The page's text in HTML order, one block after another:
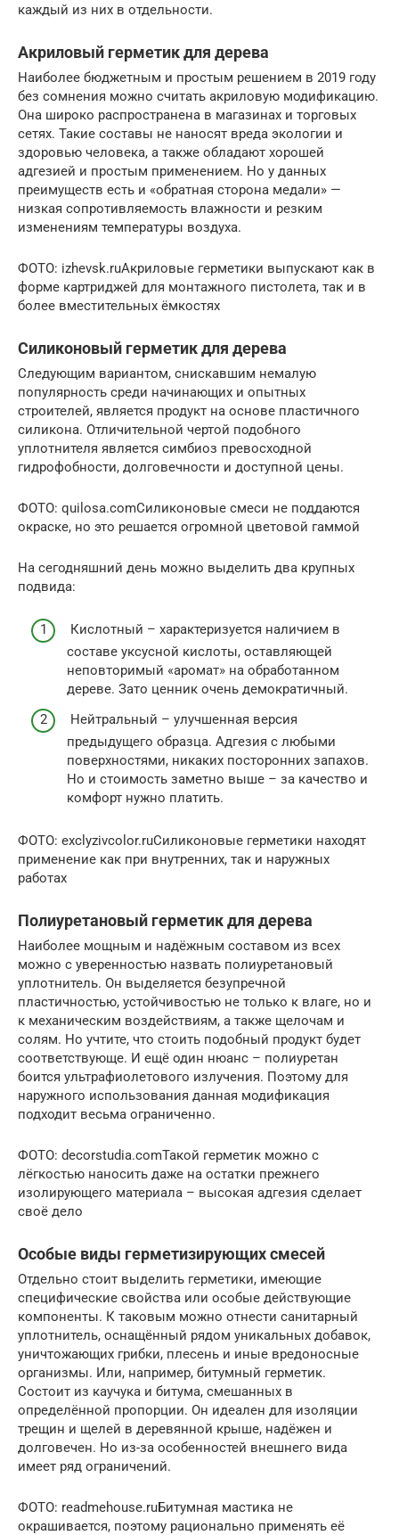
каждый из них в отдельности.
Акриловый герметик для дерева
Наиболее бюджетным и простым решением в 2019 году
без сомнения можно считать акриловую модификацию.
Она широко распространена в магазинах и торговых
сетях. Такие составы не наносят вреда экологии и
здоровью человека, а также обладают хорошей
адгезией и простым применением. Но у данных
преимуществ есть и «обратная сторона медали» —
низкая сопротивляемость влажности и резким
изменениям температуры воздуха.
ФОТО: izhevsk.ruАкриловые герметики выпускают как в
форме картриджей для монтажного пистолета, так и в
более вместительных ёмкостях
Силиконовый герметик для дерева
Следующим вариантом, снискавшим немалую
популярность среди начинающих и опытных
строителей, является продукт на основе пластичного
силикона. Отличительной чертой подобного
уплотнителя является симбиоз превосходной
гидрофобности, долговечности и доступной цены.
ФОТО: quilosa.comСиликоновые смеси не поддаются
окраске, но это решается огромной цветовой гаммой
На сегодняшний день можно выделить два крупных
подвида:
Кислотный – характеризуется наличием в
составе уксусной кислоты, оставляющей
неповторимый «аромат» на обработанном
дереве. Зато ценник очень демократичный.
Нейтральный – улучшенная версия
предыдущего образца. Адгезия с любыми
поверхностями, никаких посторонних запахов.
Но и стоимость заметно выше – за качество и
комфорт нужно платить.
ФОТО: exclyzivcolor.ruСиликоновые герметики находят
применение как при внутренних, так и наружных
работах
Полиуретановый герметик для дерева
Наиболее мощным и надёжным составом из всех
можно с уверенностью назвать полиуретановый
уплотнитель. Он выделяется безупречной
пластичностью, устойчивостью не только к влаге, но и
к механическим воздействиям, а также щелочам и
солям. Но учтите, что стоить подобный продукт будет
соответствующе. И ещё один нюанс – полиуретан
боится ультрафиолетового излучения. Поэтому для
наружного использования данная модификация
подходит весьма ограниченно.
ФОТО: decorstudia.comТакой герметик можно с
лёгкостью наносить даже на остатки прежнего
изолирующего материала – высокая адгезия сделает
своё дело
Особые виды герметизирующих смесей
Отдельно стоит выделить герметики, имеющие
специфические свойства или особые действующие
компоненты. К таковым можно отнести санитарный
уплотнитель, оснащённый рядом уникальных добавок,
уничтожающих грибки, плесень и иные вредоносные
организмы. Или, например, битумный герметик.
Состоит из каучука и битума, смешанных в
определённой пропорции. Он идеален для изоляции
трещин и щелей в деревянной крыше, надёжен и
долговечен. Но из-за особенностей внешнего вида
имеет ряд ограничений.
ФОТО: readmehouse.ruБитумная мастика не
окрашивается, поэтому рационально применять её